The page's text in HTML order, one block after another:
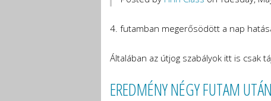
4. futamban megerősödött a nap
Általában az útjog szabályok itt is csak
EREDMÉNY NÉGY FUTAM UTÁN